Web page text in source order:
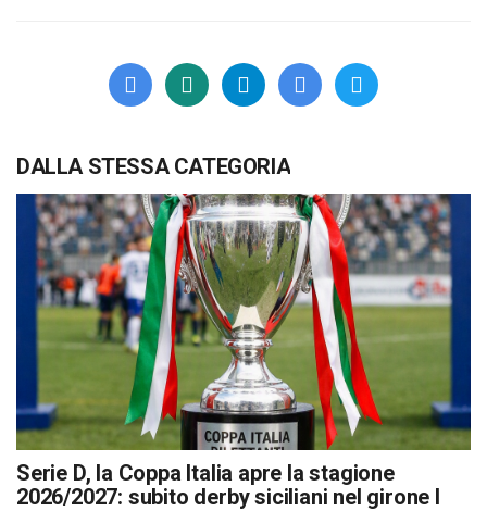
DALLA STESSA CATEGORIA
Serie D, la Coppa Italia apre la stagione
2026/2027: subito derby siciliani nel girone I